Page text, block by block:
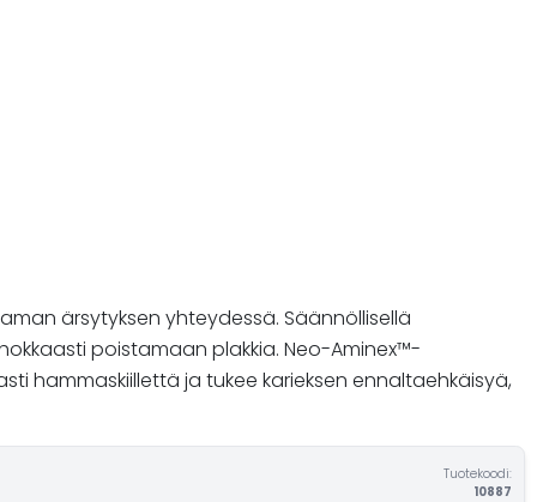
ärsytyksen yhteydessä. Säännöllisellä
poistamaan plakkia. Neo-Aminex™-
hammaskiillettä ja tukee karieksen ennaltaehkäisyä,
Tuotekoodi:
10887